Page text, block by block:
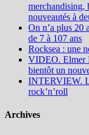
nouveautés à
On n’a plus 20
de 7 à 107 ans
Rocksea : une
VIDEO. Elmer
bientôt un
INTERVIEW.
rock’n’roll
Archives